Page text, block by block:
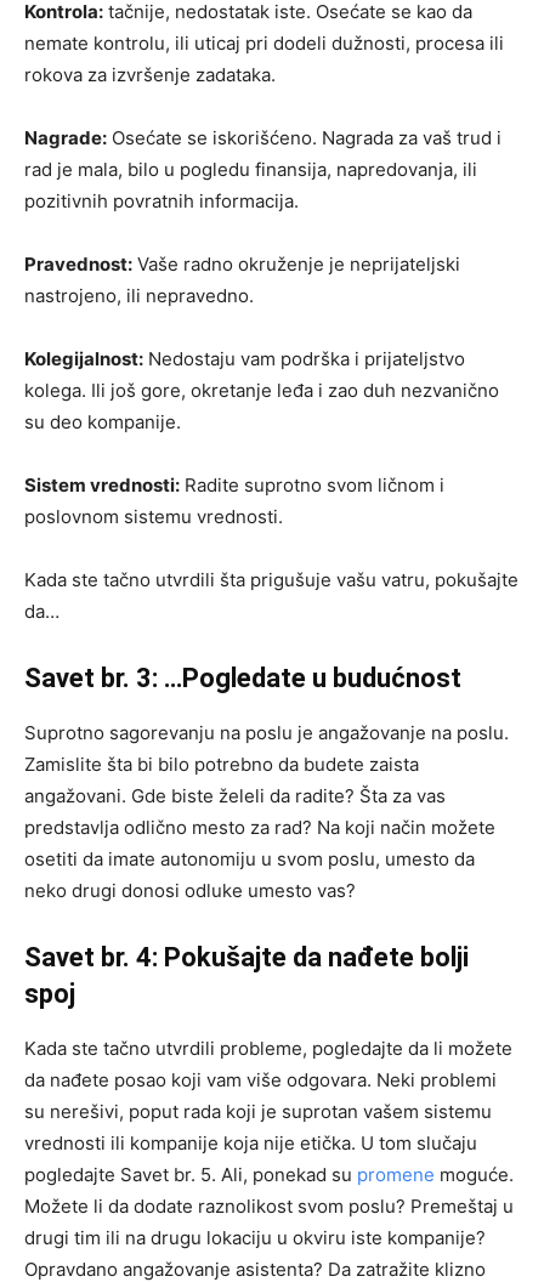
Kontrola: tačnije, nedostatak iste. Osećate se kao da
nemate kontrolu, ili uticaj pri dodeli dužnosti, procesa ili
rokova za izvršenje zadataka.
Nagrade: Osećate se iskorišćeno. Nagrada za vaš trud i
rad je mala, bilo u pogledu finansija, napredovanja, ili
pozitivnih povratnih informacija.
Pravednost: Vaše radno okruženje je neprijateljski
nastrojeno, ili nepravedno.
Kolegijalnost: Nedostaju vam podrška i prijateljstvo
kolega. Ili još gore, okretanje leđa i zao duh nezvanično
su deo kompanije.
Sistem vrednosti: Radite suprotno svom ličnom i
poslovnom sistemu vrednosti.
Kada ste tačno utvrdili šta prigušuje vašu vatru, pokušajte
da…
Savet br. 3: …Pogledate u budućnost
Suprotno sagorevanju na poslu je angažovanje na poslu.
Zamislite šta bi bilo potrebno da budete zaista
angažovani. Gde biste želeli da radite? Šta za vas
predstavlja odlično mesto za rad? Na koji način možete
osetiti da imate autonomiju u svom poslu, umesto da
neko drugi donosi odluke umesto vas?
Savet br. 4: Pokušajte da nađete bolji
spoj
Kada ste tačno utvrdili probleme, pogledajte da li možete
da nađete posao koji vam više odgovara. Neki problemi
su nerešivi, poput rada koji je suprotan vašem sistemu
vrednosti ili kompanije koja nije etička. U tom slučaju
pogledajte Savet br. 5. Ali, ponekad su promene moguće.
Možete li da dodate raznolikost svom poslu? Premeštaj u
drugi tim ili na drugu lokaciju u okviru iste kompanije?
Opravdano angažovanje asistenta? Da zatražite klizno